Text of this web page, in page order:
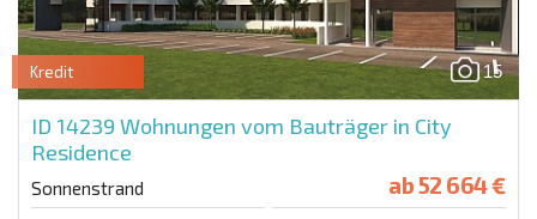
15
Kredit
ID 14239 Wohnungen vom Bauträger in City
Residence
Sonnenstrand ab52 664 €